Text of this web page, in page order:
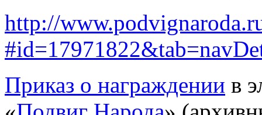
http://
Приказ о награждении в